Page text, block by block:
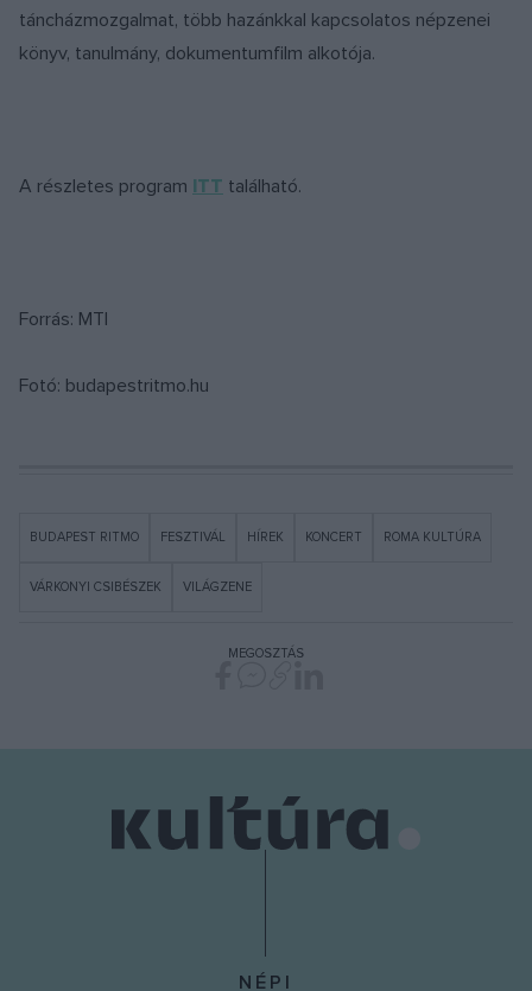
táncházmozgalmat, több hazánkkal kapcsolatos népzenei
könyv, tanulmány, dokumentumfilm alkotója.
A részletes program ITT található.
Forrás: MTI
Fotó: budapestritmo.hu
BUDAPEST RITMO FESZTIVÁL HÍREK KONCERT ROMA KULTÚRA
VÁRKONYI CSIBÉSZEK VILÁGZENE
MEGOSZTÁS
NÉPI